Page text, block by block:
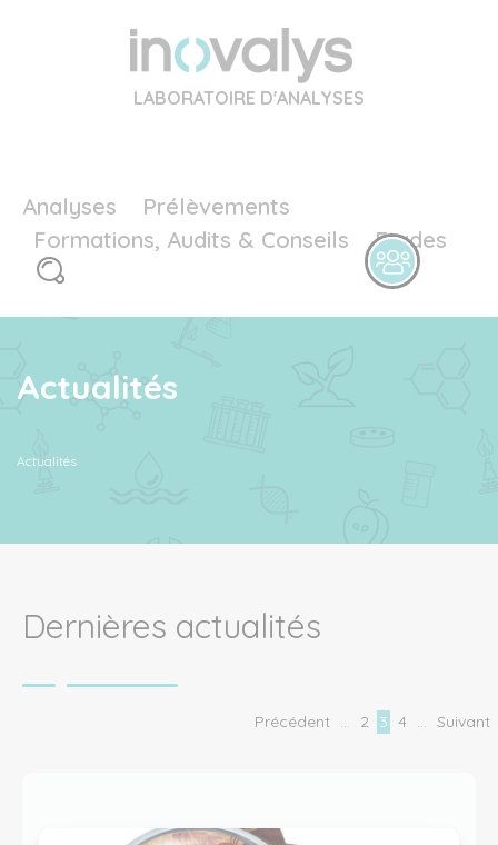
LABORATOIRE D'ANALYSES
Analyses
Prélèvements
Formations, Audits & Conseils
Etudes
Actualités
Actualités
Dernières actualités
Précédent … 2 3 4 … Suivant